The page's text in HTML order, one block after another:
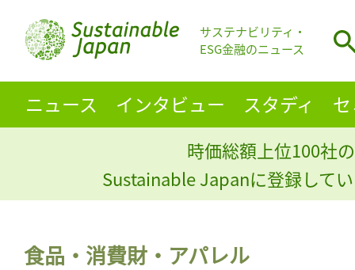
サステナビリティ・
ESG金融のニュース
ニュース インタビュー スタディ
時価総額上位100社
Sustainable Japanに登録して
食品・消費財・アパレル